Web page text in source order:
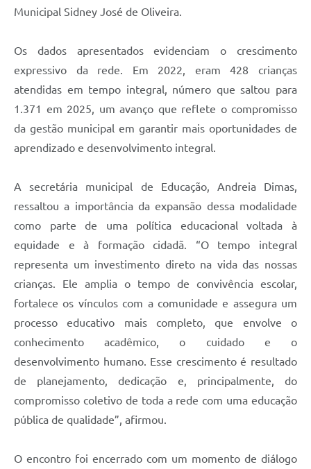
Municipal Sidney José de Oliveira.
Os dados apresentados evidenciam o crescimento
expressivo da rede. Em 2022, eram 428 crianças
atendidas em tempo integral, número que saltou para
1.371 em 2025, um avanço que reflete o compromisso
da gestão municipal em garantir mais oportunidades de
aprendizado e desenvolvimento integral.
A secretária municipal de Educação, Andreia Dimas,
ressaltou a importância da expansão dessa modalidade
como parte de uma política educacional voltada à
equidade e à formação cidadã. “O tempo integral
representa um investimento direto na vida das nossas
crianças. Ele amplia o tempo de convivência escolar,
fortalece os vínculos com a comunidade e assegura um
processo educativo mais completo, que envolve o
conhecimento acadêmico, o cuidado e o
desenvolvimento humano. Esse crescimento é resultado
de planejamento, dedicação e, principalmente, do
compromisso coletivo de toda a rede com uma educação
pública de qualidade”, afirmou.
O encontro foi encerrado com um momento de diálogo